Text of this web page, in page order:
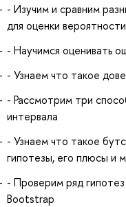
- Изучим и сравним
для оценки
- Научимся оценивать
- Узнаем что такое
- Рассмотрим три
интервала
- Узнаем что такое
гипотезы, его плюсы и
- Проверим ряд
Bootstrap